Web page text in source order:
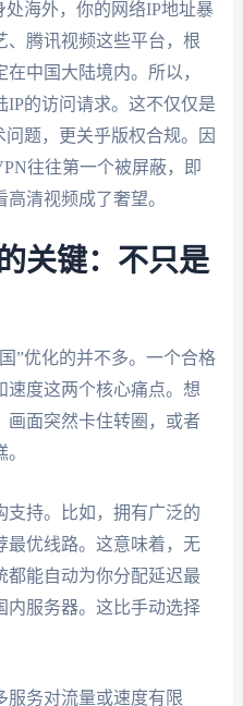
海外，你的网络IP地址暴
、腾讯视频这些平台，根
中国大陆境内。所以，
IP的访问请求。这不仅仅是
问题，更关乎版权合规。因
往往第一个被屏蔽，即
清视频成了奢望。
关键：不只是
”优化的并不多。一个合格
速度这两个核心痛点。想
画面突然卡住转圈，或者
支持。比如，拥有广泛的
最优线路。这意味着，无
都能自动为你分配延迟最
内服务器。这比手动选择
服务对流量或速度有限